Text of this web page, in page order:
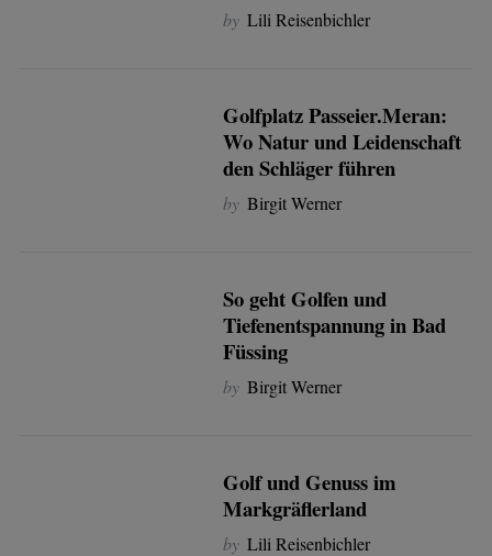
by Lili Reisenbichler
Golfplatz Passeier.Meran:
Wo Natur und Leidenschaft
den Schläger führen
by Birgit Werner
So geht Golfen und
Tiefenentspannung in Bad
Füssing
by Birgit Werner
Golf und Genuss im
Markgräflerland
by Lili Reisenbichler